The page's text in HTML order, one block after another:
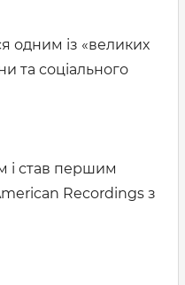
одним із «великих
та соціального
і став першим
Recordings з